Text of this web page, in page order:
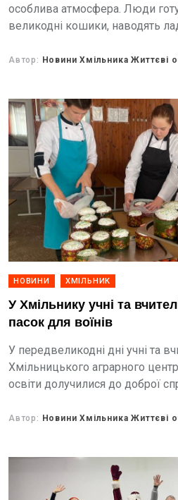
особлива атмосфера. Люди
великодні кошики, наводять
Автор: Новини Хмільника Життєві
НОВИНИ ХМІЛЬНИК
У Хмільнику учні та
пасок для воїнів
У передвеликодні дні учні та
Хмільницького аграрного
освіти долучилися до доброї
українських воїнів.
Автор: Новини Хмільника Життєві